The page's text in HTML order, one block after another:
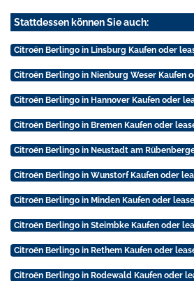
Stattdessen können Sie auch:
Citroën Berlingo in Linsburg Kaufen oder
Citroën Berlingo in Nienburg Weser Kaufen
Citroën Berlingo in Hannover Kaufen oder
Citroën Berlingo in Bremen Kaufen oder
Citroën Berlingo in Neustadt am
Citroën Berlingo in Wunstorf Kaufen oder
Citroën Berlingo in Minden Kaufen oder
Citroën Berlingo in Steimbke Kaufen oder
Citroën Berlingo in Rethem Kaufen oder
Citroën Berlingo in Rodewald Kaufen oder